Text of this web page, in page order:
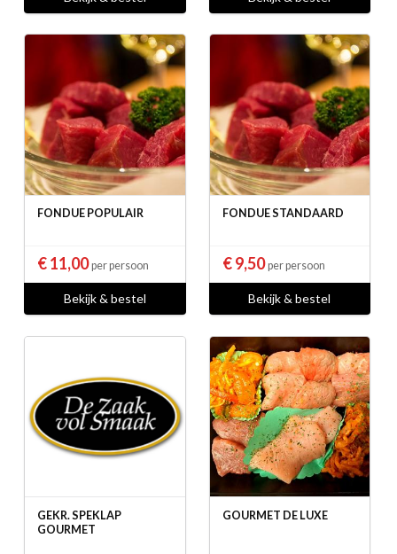
FONDUE POPULAIR
€ 11,00per persoon
Bekijk & bestel
FONDUE STANDAARD
€ 9,50per persoon
Bekijk & bestel
GEKR. SPEKLAP
GOURMET
GOURMET DE LUXE